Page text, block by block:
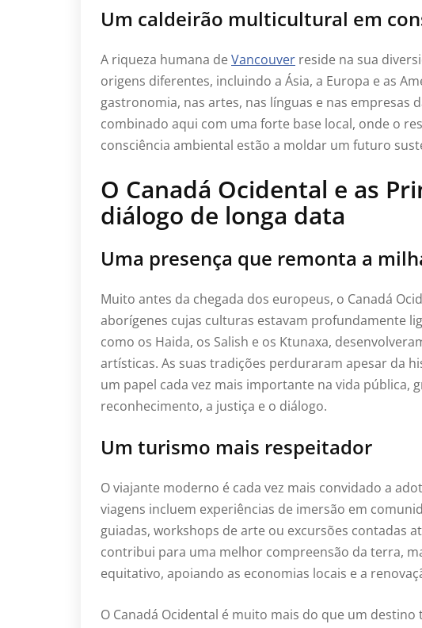
Um caldeirão multicultural em
A riqueza humana de Vancouver reside na sua
origens diferentes, incluindo a Ásia, a Europa e as
gastronomia, nas artes, nas línguas e nas empresas
combinado aqui com uma forte base local, onde o
consciência ambiental estão a moldar um futuro
O Canadá Ocidental e as
diálogo de longa data
Uma presença que remonta a
Muito antes da chegada dos europeus, o Canadá
aborígenes cujas culturas estavam profundamente
como os Haida, os Salish e os Ktunaxa,
artísticas. As suas tradições perduraram apesar da
um papel cada vez mais importante na vida pública,
reconhecimento, a justiça e o diálogo.
Um turismo mais respeitador
O viajante moderno é cada vez mais convidado a
viagens incluem experiências de imersão em
guiadas, workshops de arte ou excursões contadas
contribui para uma melhor compreensão da terra,
equitativo, apoiando as economias locais e a
O Canadá Ocidental é muito mais do que um